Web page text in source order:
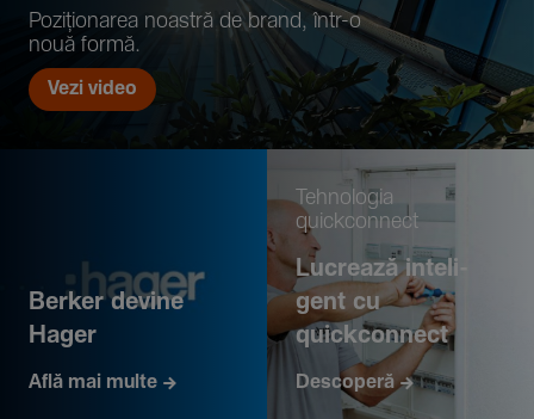
Pozi­țio­narea noastră de brand, într-o
nouă formă.
Vezi video
Berker devine
Hager
Află mai multe
Tehno­logia
quickconnect
Lucrează inte­li­
gent cu
quickconnect
Descoperă